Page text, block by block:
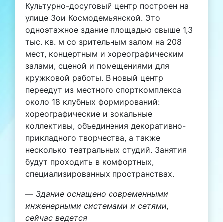
Культурно-досуговый центр построен на
улице Зои Космодемьянской. Это
одноэтажное здание площадью свыше 1,3
тыс. кв. м со зрительным залом на 208
мест, концертным и хореографическим
залами, сценой и помещениями для
кружковой работы. В новый центр
переедут из местного спорткомплекса
около 18 клубных формирований:
хореографические и вокальные
коллективы, объединения декоративно-
прикладного творчества, а также
несколько театральных студий. Занятия
будут проходить в комфортных,
специализированных пространствах.
— Здание оснащено современными
инженерными системами и сетями,
сейчас ведется